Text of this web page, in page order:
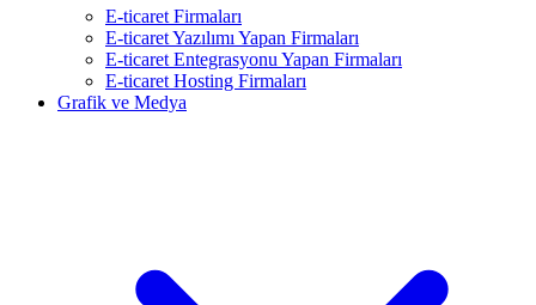
E-ticaret Firmaları
E-ticaret Yazılımı Yapan Firmaları
E-ticaret Entegrasyonu Yapan Firmaları
E-ticaret Hosting Firmaları
Grafik ve Medya